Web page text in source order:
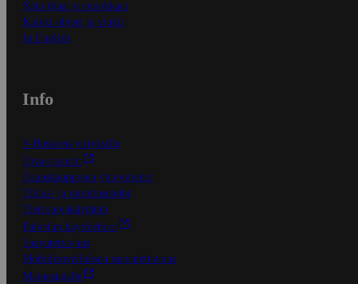
Näin tilaat ja muokkaat
Kaikki ohjeet ja vinkit
In English
Info
S-Business yrityksille
Oiva-raportit
Osuuskauppojen yhteystiedot
Tilaus- ja toimitusehdot
Tietosuojakäytäntö
Palvelun käyttöehdot
Saavutettavuus
Mobiilisovelluksen saavutettavuus
Mainostajalle